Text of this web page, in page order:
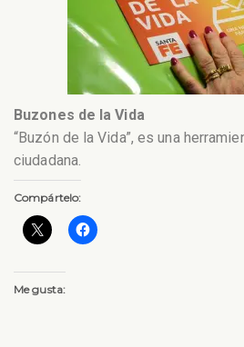
Buzones de la Vida
“Buzón de la Vida”, es una
ciudadana.
Compártelo:
Me gusta: